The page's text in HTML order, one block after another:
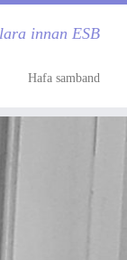
innan ESB
Hafa samband